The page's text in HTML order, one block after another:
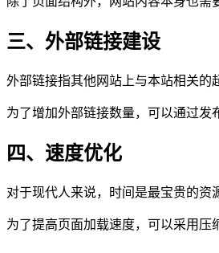
三、外部链接建设
外部链接指其他网站上与本站相关的
为了增加外部链接数量，可以通过
四、速度优化
对于现代人来说，时间是最宝贵的资
为了提高页面加载速度，可以采用